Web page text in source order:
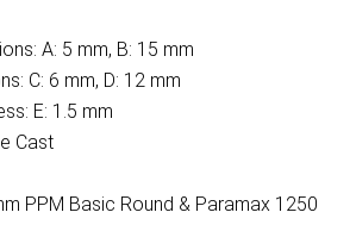
A: 5 mm, B: 15 mm
C: 6 mm, D: 12 mm
E: 1.5 mm
Cast
PPM Basic Round & Paramax 1250